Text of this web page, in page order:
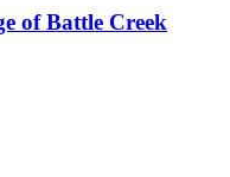
of Battle Creek